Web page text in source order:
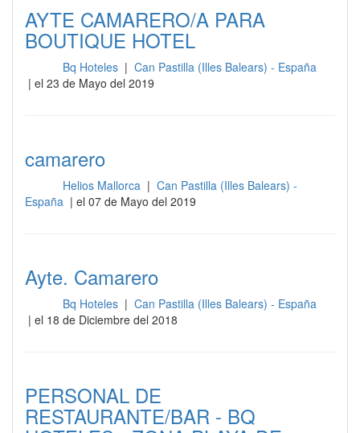
AYTE CAMARERO/A PARA
BOUTIQUE HOTEL
Bq Hoteles | Can Pastilla (Illes Balears) - España
| el 23 de Mayo del 2019
camarero
Helios Mallorca | Can Pastilla (Illes Balears) -
España | el 07 de Mayo del 2019
Ayte. Camarero
Bq Hoteles | Can Pastilla (Illes Balears) - España
| el 18 de Diciembre del 2018
PERSONAL DE
RESTAURANTE/BAR - BQ